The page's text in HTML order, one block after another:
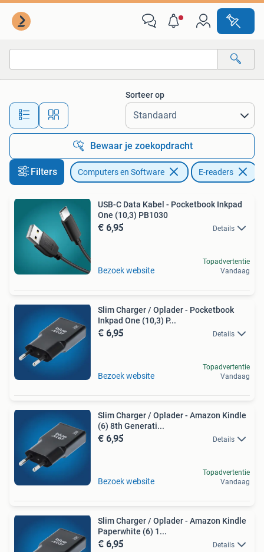
Alle afstanden…
Sorteer op
Bewaar je zoekopdracht
Filters Computers en Software E-readers
USB-C Data Kabel - Pocketbook Inkpad
One (10,3) PB1030
€ 6,95 Details
Bezoek website
Topadvertentie
Vandaag
Slim Charger / Oplader - Pocketbook
Inkpad One (10,3) P...
€ 6,95 Details
Bezoek website
Topadvertentie
Vandaag
Slim Charger / Oplader - Amazon Kindle
(6) 8th Generati...
€ 6,95 Details
Bezoek website
Topadvertentie
Vandaag
Slim Charger / Oplader - Amazon Kindle
Paperwhite (6) 1...
€ 6,95 Details